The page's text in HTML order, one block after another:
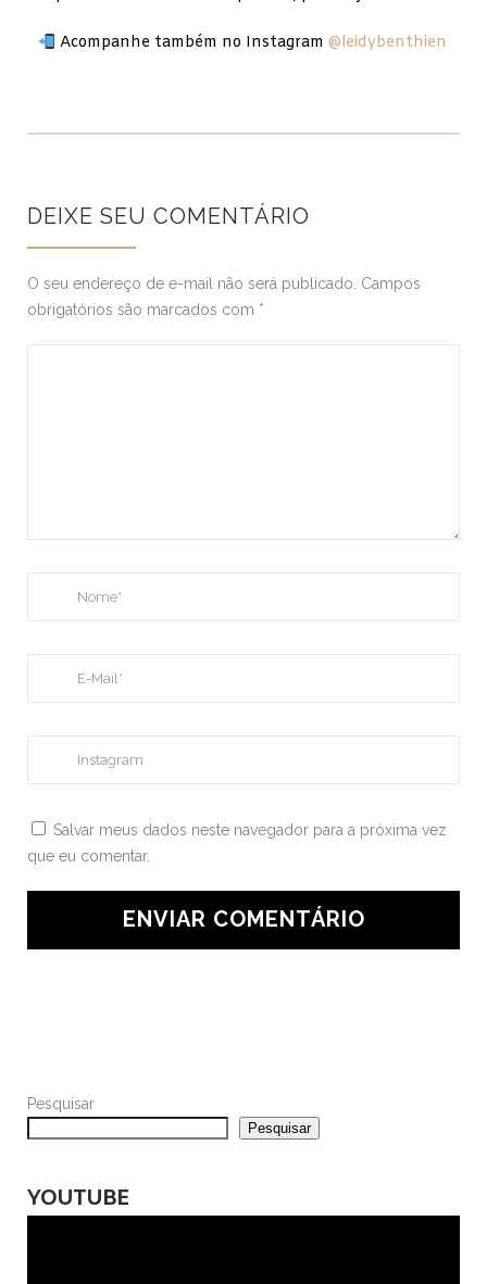
Acompanhe também no Instagram @leidybenthien
DEIXE SEU COMENTÁRIO
O seu endereço de e-mail não será publicado. Campos
obrigatórios são marcados com *
Salvar meus dados neste navegador para a próxima vez
que eu comentar.
Pesquisar
Pesquisar
YOUTUBE